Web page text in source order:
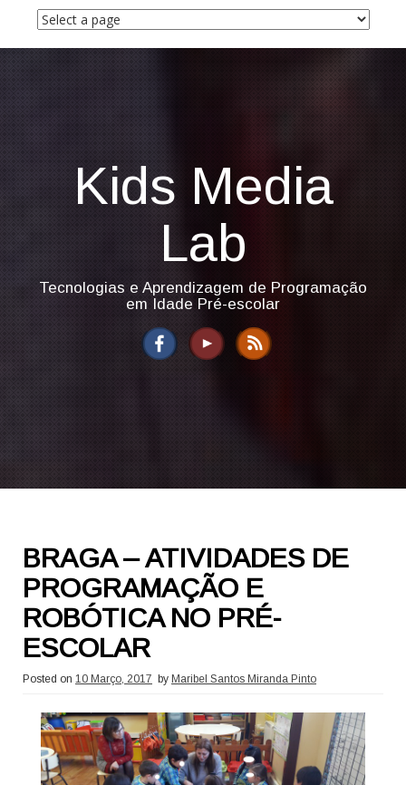
i
Kids Media
Lab
Tecnologias e Aprendizagem de Programação
em Idade Pré-escolar
BRAGA – ATIVIDADES DE
PROGRAMAÇÃO E
ROBÓTICA NO PRÉ-
ESCOLAR
Posted on 10 Março, 2017 by Maribel Santos Miranda Pinto